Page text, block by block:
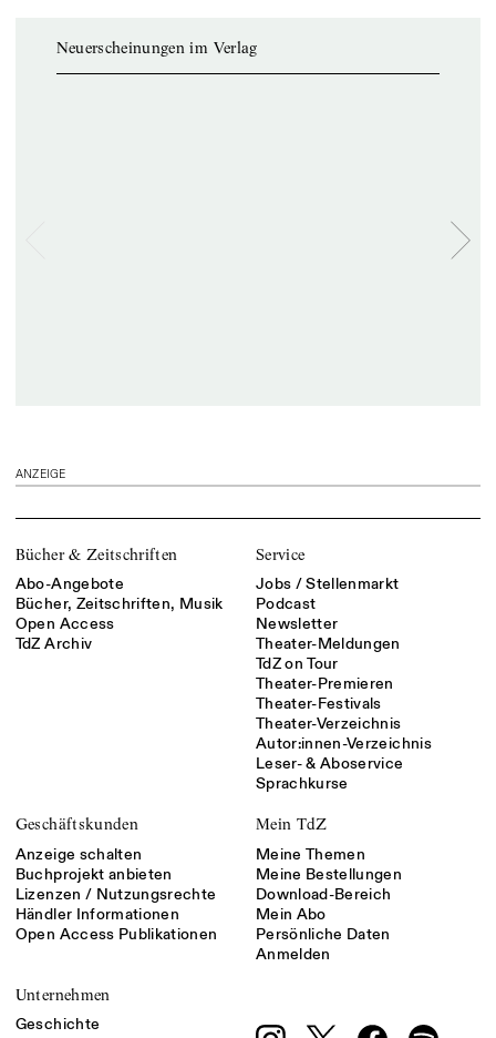
Neuerscheinungen im Verlag
ANZEIGE
Bücher & Zeitschriften
Abo-Angebote
Bücher, Zeitschriften, Musik
Open Access
TdZ Archiv
Service
Jobs / Stellenmarkt
Podcast
Newsletter
Theater-Meldungen
TdZ on Tour
Theater-Premieren
Theater-Festivals
Theater-Verzeichnis
Autor:innen-Verzeichnis
Leser- & Aboservice
Sprachkurse
Geschäftskunden
Anzeige schalten
Buchprojekt anbieten
Lizenzen / Nutzungsrechte
Händler Informationen
Open Access Publikationen
Mein TdZ
Meine Themen
Meine Bestellungen
Download-Bereich
Mein Abo
Persönliche Daten
Anmelden
Unternehmen
Geschichte